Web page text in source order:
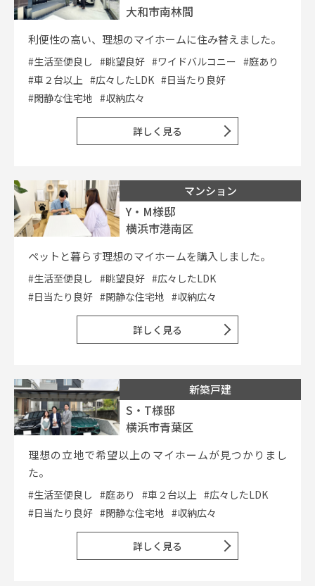
お問い合わせ
大和市南林間
利便性の高い、理想のマイホームに住み替えました。
#生活至便良し #眺望良好 #ワイドバルコニー #庭あり
#車２台以上 #広々したLDK #日当たり良好
#閑静な住宅地 #収納広々
詳しく見る
マンション
Y・M様邸
横浜市港南区
ペットと暮らす理想のマイホームを購入しました。
#生活至便良し #眺望良好 #広々したLDK
#日当たり良好 #閑静な住宅地 #収納広々
詳しく見る
新築戸建
S・T様邸
横浜市青葉区
理想の立地で希望以上のマイホームが見つかりまし
た。
#生活至便良し #庭あり #車２台以上 #広々したLDK
#日当たり良好 #閑静な住宅地 #収納広々
詳しく見る